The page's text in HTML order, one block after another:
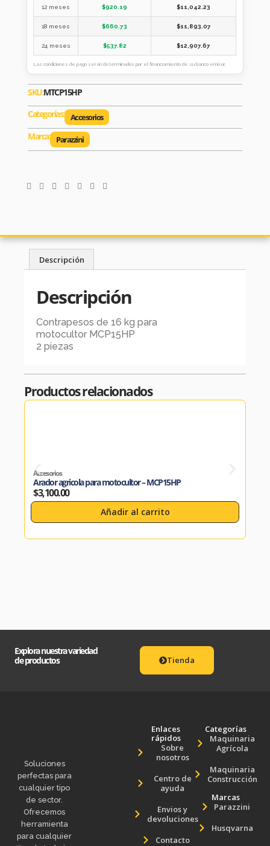
12 meses $920.19 $11,042.23
18 meses $660.73 $11,893.07
24 meses $537.82 $12,907.67
Las condiciones de pago serán determinados por el financiamiento de su banco emisor.
SKU:MTCP15HP
Categorías: Accesorios
Marca: Parazzini
Descripción
Descripción
Contrapesos de 16 kg para
motocultor MCP15HP
2 piezas
Productos relacionados
Accesorios
Arador agricola para motocultor – MCP15HP
$3,100.00
Añadir al carrito
Explora nuestra variedad
de productos
Tienda
Soluciones
perfectas para
cualquier tipo
de sector.
Ofrecemos
herramienta
para cualquier
Enlaces
rápidos
Sobre
nosotros
Centro de
ayuda
Envios y
devoluciones
Contacto
Categorías
Maquinaria
Agrícola
Maquinaria
Construcción
Marcas
Parazzini
Husqvarna